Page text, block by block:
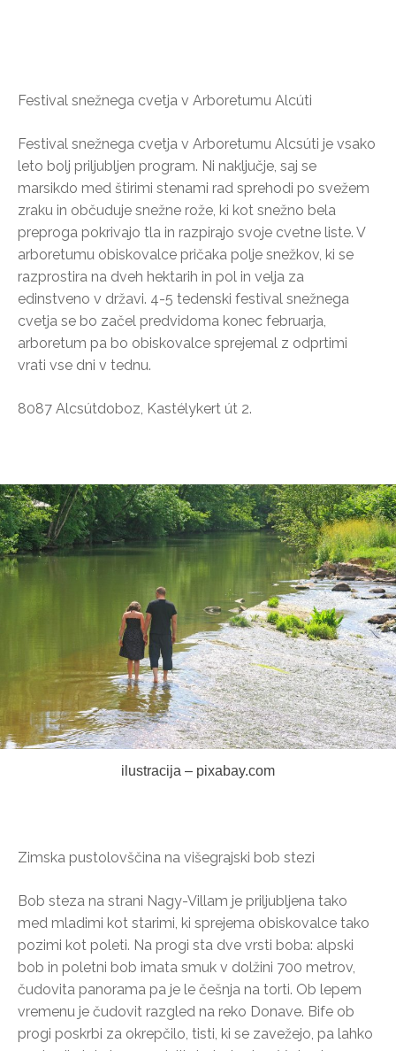
Festival snežnega cvetja v Arboretumu Alcúti
Festival snežnega cvetja v Arboretumu Alcsúti je vsako
leto bolj priljubljen program. Ni naključje, saj se
marsikdo med štirimi stenami rad sprehodi po svežem
zraku in občuduje snežne rože, ki kot snežno bela
preproga pokrivajo tla in razpirajo svoje cvetne liste. V
arboretumu obiskovalce pričaka polje snežkov, ki se
razprostira na dveh hektarih in pol in velja za
edinstveno v državi. 4-5 tedenski festival snežnega
cvetja se bo začel predvidoma konec februarja,
arboretum pa bo obiskovalce sprejemal z odprtimi
vrati vse dni v tednu.
8087 Alcsútdoboz, Kastélykert út 2.
ilustracija – pixabay.com
Zimska pustolovščina na višegrajski bob stezi
Bob steza na strani Nagy-Villam je priljubljena tako
med mladimi kot starimi, ki sprejema obiskovalce tako
pozimi kot poleti. Na progi sta dve vrsti boba: alpski
bob in poletni bob imata smuk v dolžini 700 metrov,
čudovita panorama pa je le češnja na torti. Ob lepem
vremenu je čudovit razgled na reko Donave. Bife ob
progi poskrbi za okrepčilo, tisti, ki se zavežejo, pa lahko